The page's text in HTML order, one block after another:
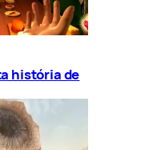
história de